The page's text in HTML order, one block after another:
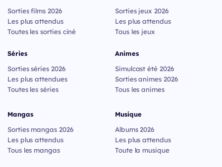
Sorties films 2026
Les plus attendus
Toutes les sorties ciné
Séries
Sorties séries 2026
Les plus attendues
Toutes les séries
Sorties jeux 2026
Les plus attendus
Tous les jeux
Animes
Simulcast été 2026
Sorties animes 2026
Tous les animes
Mangas
Sorties mangas 2026
Les plus attendus
Tous les mangas
Musique
Albums 2026
Les plus attendus
Toute la musique